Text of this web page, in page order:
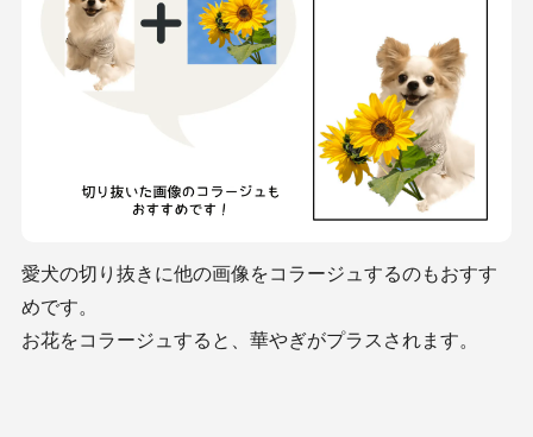
愛犬の切り抜きに他の画像をコラージュするのもおすす
めです。
お花をコラージュすると、華やぎがプラスされます。